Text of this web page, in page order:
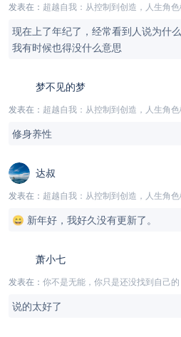
发表在： 超越自我：从控制到创造，人生角
现在上了年纪了，经常看到人说为什
我有时候也得没什么意思
梦不见的梦
发表在： 超越自我：从控制到创造，人生角
修身养性
达叔
发表在： 超越自我：从控制到创造，人生角
😄 新年好，我好久没有更新了。
萧小七
发表在： 你不是无能，你只是还没找到自己的
说的太好了